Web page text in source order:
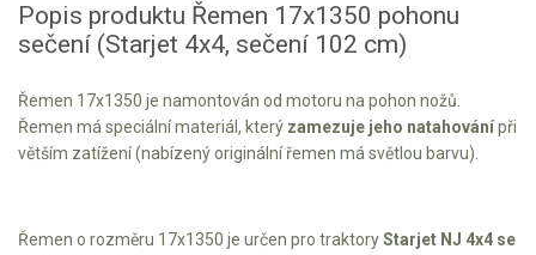
Aku STIHL
Aku AL-KO
Štípačka na dřevo
VARI malotraktory
Popis produktu Řemen 17x1350 pohonu
sečení (Starjet 4x4, sečení 102 cm)
Řemen 17x1350 je namontován od motoru na pohon nožů.
Řemen má speciální materiál, který zamezuje jeho natahovánípři
větším zatížení (nabízený originální řemen má světlou barvu).
Řemen o rozměru 17x1350 je určen pro traktoryStarjet NJ 4x4 se